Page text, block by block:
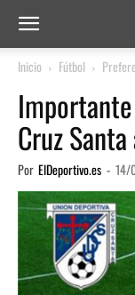
Inicio Fútbol
Cruz
Por ElDeportivo.es - 14/